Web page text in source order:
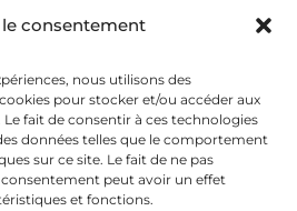
le consentement
nous utilisons des
pour stocker et/ou accéder aux
fait de consentir à ces technologies
données telles que le comportement
sur ce site. Le fait de ne pas
peut avoir un effet
et fonctions.
à l’étranger ainsi
Pour plus de sérénité,
ouvrir un compte
en ligne qui permet de
le monde entier sans